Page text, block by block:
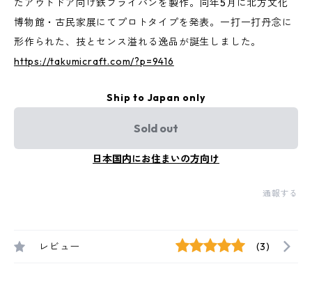
たアウトドア向け鉄フライパンを製作。同年5月に北方文化
博物館・古民家展にてプロトタイプを発表。一打一打丹念に
形作られた、技とセンス溢れる逸品が誕生しました。
https://takumicraft.com/?p=9416
Ship to Japan only
Sold out
日本国内にお住まいの方向け
通報する
レビュー (3)